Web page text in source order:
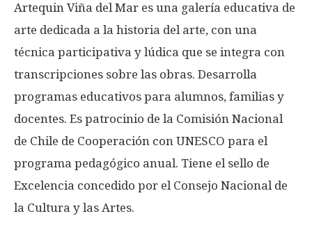
Artequin Viña del Mar es una galería educativa de
arte dedicada a la historia del arte, con una
técnica participativa y lúdica que se integra con
transcripciones sobre las obras. Desarrolla
programas educativos para alumnos, familias y
docentes. Es patrocinio de la Comisión Nacional
de Chile de Cooperación con UNESCO para el
programa pedagógico anual. Tiene el sello de
Excelencia concedido por el Consejo Nacional de
la Cultura y las Artes.